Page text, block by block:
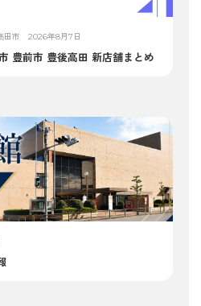
田市 2026年8月7日
豊前市 豊後高田 新店舗まとめ